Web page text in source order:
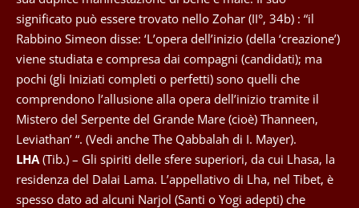
significato può essere trovato nello Zohar (II°, 34b) : “il
Rabbino Simeon disse: ‘L’opera dell’inizio (della ‘creazione’)
viene studiata e compresa dai compagni (candidati); ma
pochi (gli Iniziati completi o perfetti) sono quelli che
comprendono l’allusione alla opera dell’inizio tramite il
Mistero del Serpente del Grande Mare (cioè) Thanneen,
Leviathan’ “. (Vedi anche The Qabbalah di I. Mayer).
LHA (Tib.) – Gli spiriti delle sfere superiori, da cui Lhasa, la
residenza del Dalai Lama. L’appellativo di Lha, nel Tibet, è
spesso dato ad alcuni Narjol (Santi o Yogi adepti) che